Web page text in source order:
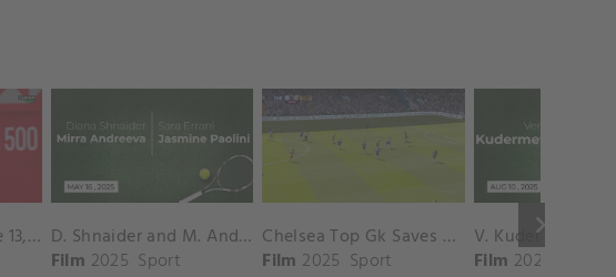
keyboard_arrow_right
Day Summary - June 13, 2025
D. Shnaider and M. Andreeva vs. S. Errani and J. Paolini Match Highlights - ROME_Campo Centrale ( May 16, 2025)
Film 2025 Sport
Chelsea Top Gk Saves vs. Crystal Palace
Film 2025 Sport Film 2025